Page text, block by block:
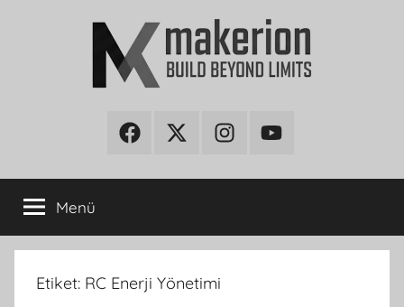
makerionFacebookTwitter InstagramYoutube
Menü
Etiket: RC Enerji Yönetimi